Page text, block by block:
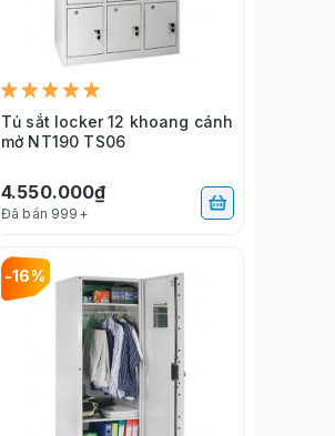
Tủ sắt locker 12 khoang cánh
mở NT190 TS06
4.550.000₫
Đã bán 999+
-16%